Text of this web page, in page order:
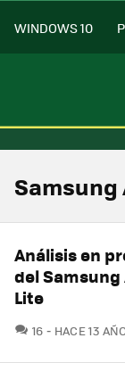
WINDOWS 10
Samsung
Análisis en
del Samsung
Lite
16 HACE 13